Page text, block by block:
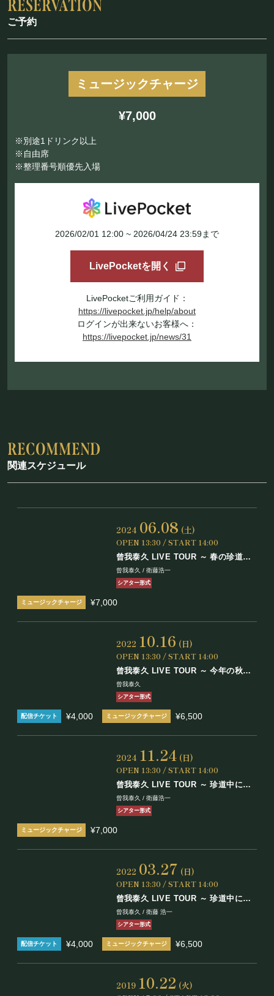
ご予約
ミュージックチャージ
¥7,000
※別途1ドリンク以上
※自由席
※整理番号順優先入場
2026/02/01 12:00 ~ 2026/04/24 23:59まで
LivePocketを開く
LivePocketご利用ガイド：
https://livepocket.jp/help/about
ログインが出来ないお客様へ：
https://livepocket.jp/news/31
関連スケジュール
2024 06.08 (土)
OPEN 13:30 / START 14:00
曾我泰久 LIVE TOUR ～ 春の珍道中
「衛藤浩一バースデースペシャル！」
曾我泰久 / 衛藤浩一
シアター形式
¥7,000
2022 10.16 (日)
OPEN 13:30 / START 14:00
曾我泰久 LIVE TOUR ～ 今年の秋も
珍道中！
曾我泰久
シアター形式
¥4,000 ¥6,500
2024 11.24 (日)
OPEN 13:30 / START 14:00
曾我泰久 LIVE TOUR ～ 珍道中にも
秋が来た！
曾我泰久 / 衛藤浩一
シアター形式
¥7,000
2022 03.27 (日)
OPEN 13:30 / START 14:00
曾我泰久 LIVE TOUR ～ 珍道中にも
春が来た！
曾我泰久 / 衛藤 浩一
シアター形式
¥4,000 ¥6,500
2019 10.22 (火)